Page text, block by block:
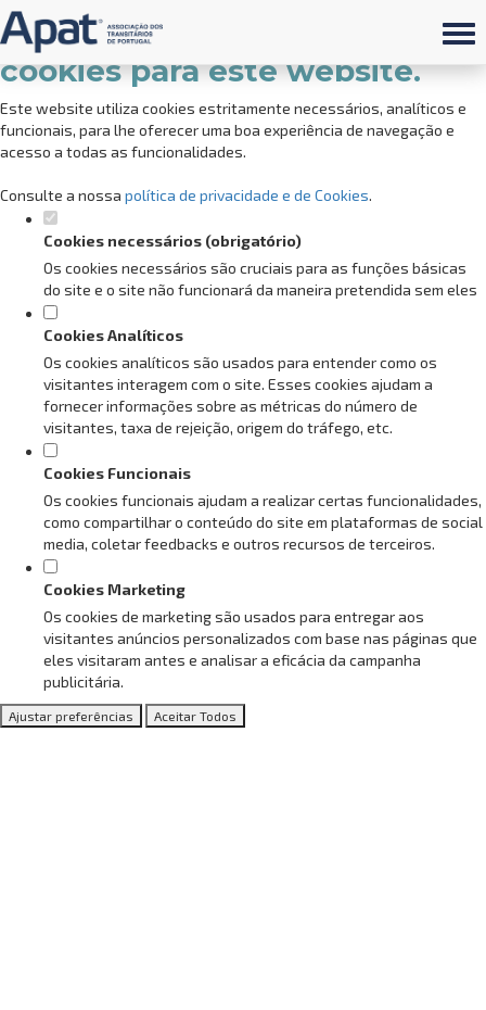
Defina as suas preferências de
cookies para este website.
Este website utiliza cookies estritamente necessários, analíticos e
funcionais, para lhe oferecer uma boa experiência de navegação e
acesso a todas as funcionalidades.
Consulte a nossa política de privacidade e de Cookies.
Cookies necessários (obrigatório)
Os cookies necessários são cruciais para as funções básicas
do site e o site não funcionará da maneira pretendida sem eles
Cookies Analíticos
Os cookies analíticos são usados para entender como os
visitantes interagem com o site. Esses cookies ajudam a
fornecer informações sobre as métricas do número de
visitantes, taxa de rejeição, origem do tráfego, etc.
Cookies Funcionais
Os cookies funcionais ajudam a realizar certas funcionalidades,
como compartilhar o conteúdo do site em plataformas de social
media, coletar feedbacks e outros recursos de terceiros.
Cookies Marketing
Os cookies de marketing são usados para entregar aos
visitantes anúncios personalizados com base nas páginas que
eles visitaram antes e analisar a eficácia da campanha
publicitária.
Ajustar preferências Aceitar Todos